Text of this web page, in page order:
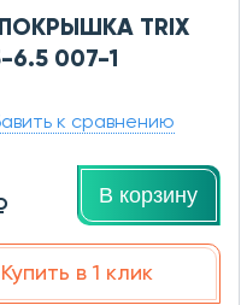
TRIX
6.5 007-1
к сравнению
В корзину
Купить в 1 клик